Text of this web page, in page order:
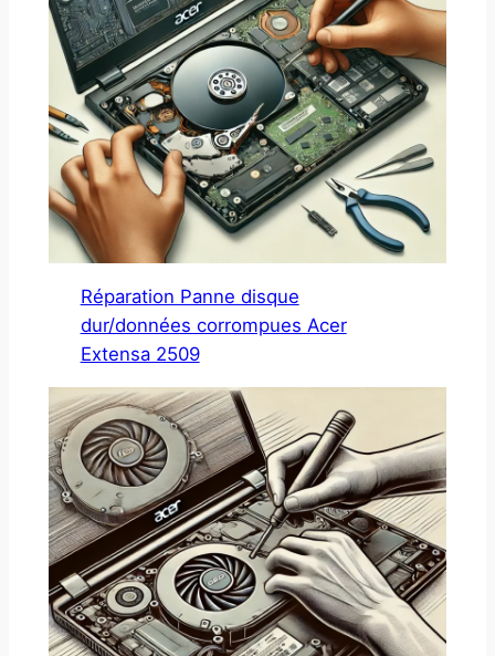
Réparation Panne disque
dur/données corrompues Acer
Extensa 2509